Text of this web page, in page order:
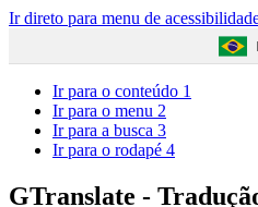
Ir direto para menu de
Ir para o conteúdo 1
Ir para o menu 2
Ir para a busca 3
Ir para o rodapé 4
GTranslate -